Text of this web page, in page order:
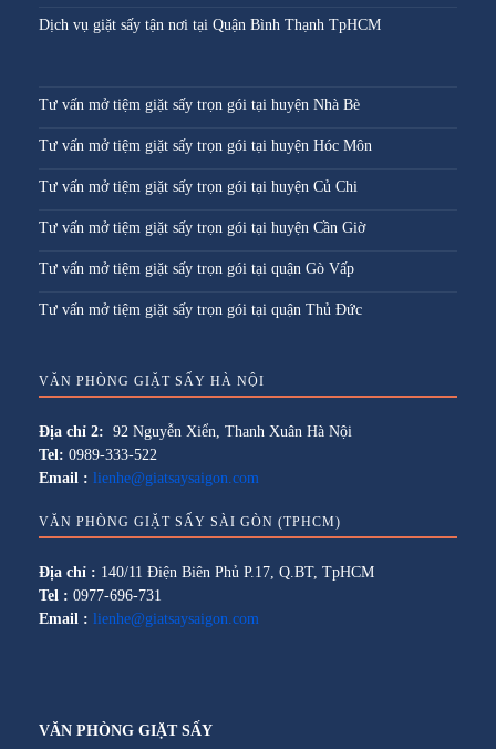
Dịch vụ giặt sấy tận nơi tại Quận Bình Thạnh TpHCM
Tư vấn mở tiệm giặt sấy trọn gói tại huyện Nhà Bè
Tư vấn mở tiệm giặt sấy trọn gói tại huyện Hóc Môn
Tư vấn mở tiệm giặt sấy trọn gói tại huyện Củ Chi
Tư vấn mở tiệm giặt sấy trọn gói tại huyện Cần Giờ
Tư vấn mở tiệm giặt sấy trọn gói tại quận Gò Vấp
Tư vấn mở tiệm giặt sấy trọn gói tại quận Thủ Đức
VĂN PHÒNG GIẶT SẤY HÀ NỘI
Địa chỉ 2: 92 Nguyễn Xiển, Thanh Xuân Hà Nội
Tel: 0989-333-522
Email : lienhe@giatsaysaigon.com
VĂN PHÒNG GIẶT SẤY SÀI GÒN (TPHCM)
Địa chỉ : 140/11 Điện Biên Phủ P.17, Q.BT, TpHCM
Tel : 0977-696-731
Email : lienhe@giatsaysaigon.com
VĂN PHÒNG GIẶT SẤY